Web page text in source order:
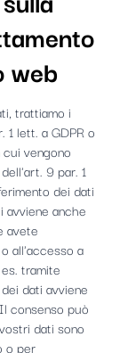
web
trattiamo i
lett. a GDPR o
vengono
9 par. 1
dei dati
anche
avete
all'accesso a
tramite
dati avviene
consenso può
dati sono
o per